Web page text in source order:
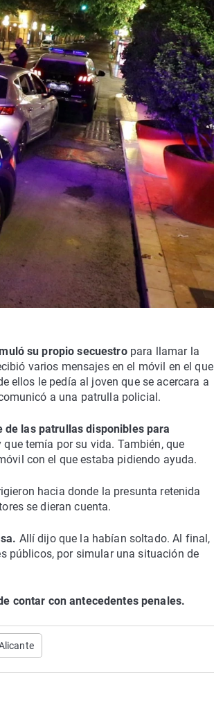
su propio secuestro para llamar la
varios mensajes en el móvil en el que
ellos le pedía al joven que se acercara a
a una patrulla policial.
las patrullas disponibles para
temía por su vida. También, que
con el que estaba pidiendo ayuda.
hacia donde la presunta retenida
se dieran cuenta.
Allí dijo que la habían soltado. Al final,
públicos, por simular una situación de
contar con antecedentes penales.